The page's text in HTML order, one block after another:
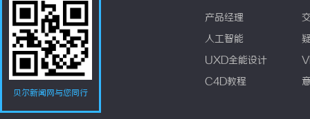
贝尔新闻网与您同行
产品经理
人工智能
UXD全能设计
C4D教程